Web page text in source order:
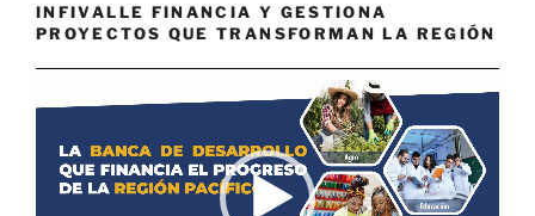
INFIVALLE FINANCIA Y GESTIONA
PROYECTOS QUE TRANSFORMAN LA REGIÓN
de